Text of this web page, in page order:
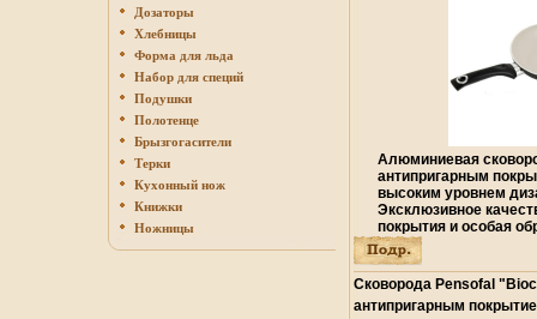
Дозаторы
Хлебницы
Форма для льда
Набор для специй
Подушки
Полотенце
Брызгогасители
Терки
Кухонный нож
Книжки
Ножницы
быстрое
продолжает
выключения плиты!
прихватки: мягкая
нагревается и не
специального ухода
использовании
функциональность
позволят Вам
приготовления
здоровья блюд
qвтамщ"Rondell
высококачественная
толщина стенок - 0,6
вштампованное, а
Алюминиевая
антипригарным
высоким уровнем
Эксклюзивное
покрытия и особая
отличное
пищи без масла или
слоев
армированных
материалами,
Сковорода Pensofal
антипригарным